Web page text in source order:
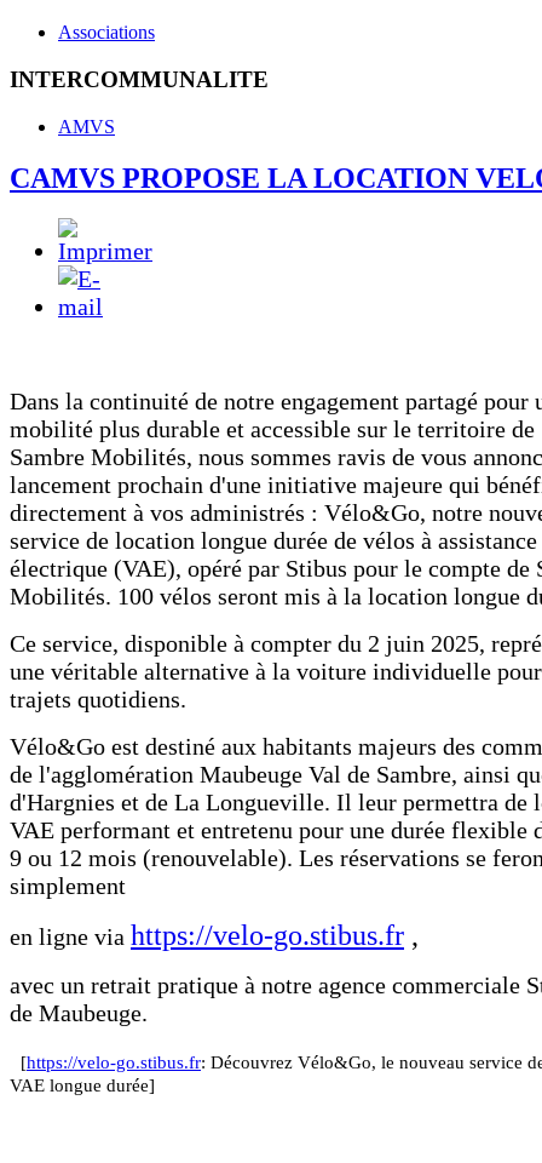
Associations
INTERCOMMUNALITE
AMVS
CAMVS PROPOSE LA LOCATION
Dans la continuité de notre engagement partagé pour
mobilité plus durable et accessible sur le territoire de
Sambre Mobilités, nous sommes ravis de vous
lancement prochain d'une initiative majeure qui
directement à vos administrés : Vélo&Go, notre
service de location longue durée de vélos à assistance
électrique (VAE), opéré par Stibus pour le compte de
Mobilités. 100 vélos seront mis à la location longue
Ce service, disponible à compter du 2 juin 2025,
une véritable alternative à la voiture individuelle
trajets quotidiens.
Vélo&Go est destiné aux habitants majeurs des
de l'agglomération Maubeuge Val de Sambre, ainsi
d'Hargnies et de La Longueville. Il leur permettra de
VAE performant et entretenu pour une durée flexible
9 ou 12 mois (renouvelable). Les réservations se
simplement
en ligne via https://velo-go.stibus.fr ,
avec un retrait pratique à notre agence commerciale
de Maubeuge.
[https://velo-go.stibus.fr: Découvrez Vélo&Go, le nouveau service
VAE longue durée]